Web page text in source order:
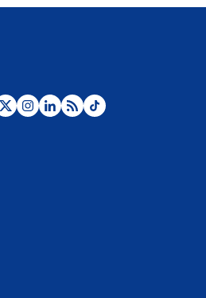
Posesión de Abelardo De La Espriella